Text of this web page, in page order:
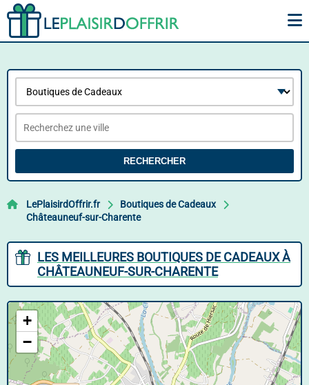
RECHERCHER
LePlaisirdOffrir.fr
Boutiques de Cadeaux
Châteauneuf-sur-Charente
LES MEILLEURES BOUTIQUES DE CADEAUX À
CHÂTEAUNEUF-SUR-CHARENTE
+
−